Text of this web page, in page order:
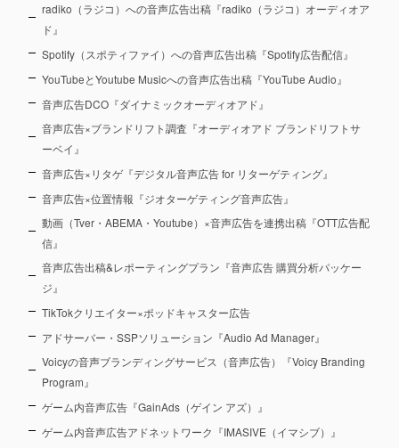
radiko（ラジコ）への音声広告出稿『radiko（ラジコ）オーディオア
ド』
Spotify（スポティファイ）への音声広告出稿『Spotify広告配信』
YouTubeとYoutube Musicへの音声広告出稿『YouTube Audio』
音声広告DCO『ダイナミックオーディオアド』
音声広告×ブランドリフト調査『オーディオアド ブランドリフトサ
ーベイ』
音声広告×リタゲ『デジタル音声広告 for リターゲティング』
音声広告×位置情報『ジオターゲティング音声広告』
動画（Tver・ABEMA・Youtube）×音声広告を連携出稿『OTT広告配
信』
音声広告出稿&レポーティングプラン『音声広告 購買分析パッケー
ジ』
TikTokクリエイター×ポッドキャスター広告
アドサーバー・SSPソリューション『Audio Ad Manager』
Voicyの音声ブランディングサービス（音声広告）『Voicy Branding
Program』
ゲーム内音声広告『GainAds（ゲイン アズ）』
ゲーム内音声広告アドネットワーク『IMASIVE（イマシブ）』